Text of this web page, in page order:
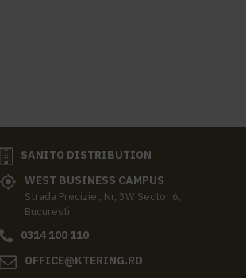
SANITO DISTRIBUTION
WEST BUSINESS CAMPUS
Strada Preciziei, Nr, 3W Sector 6,
Bucuresti
0314 100 110
OFFICE@KTERING.RO